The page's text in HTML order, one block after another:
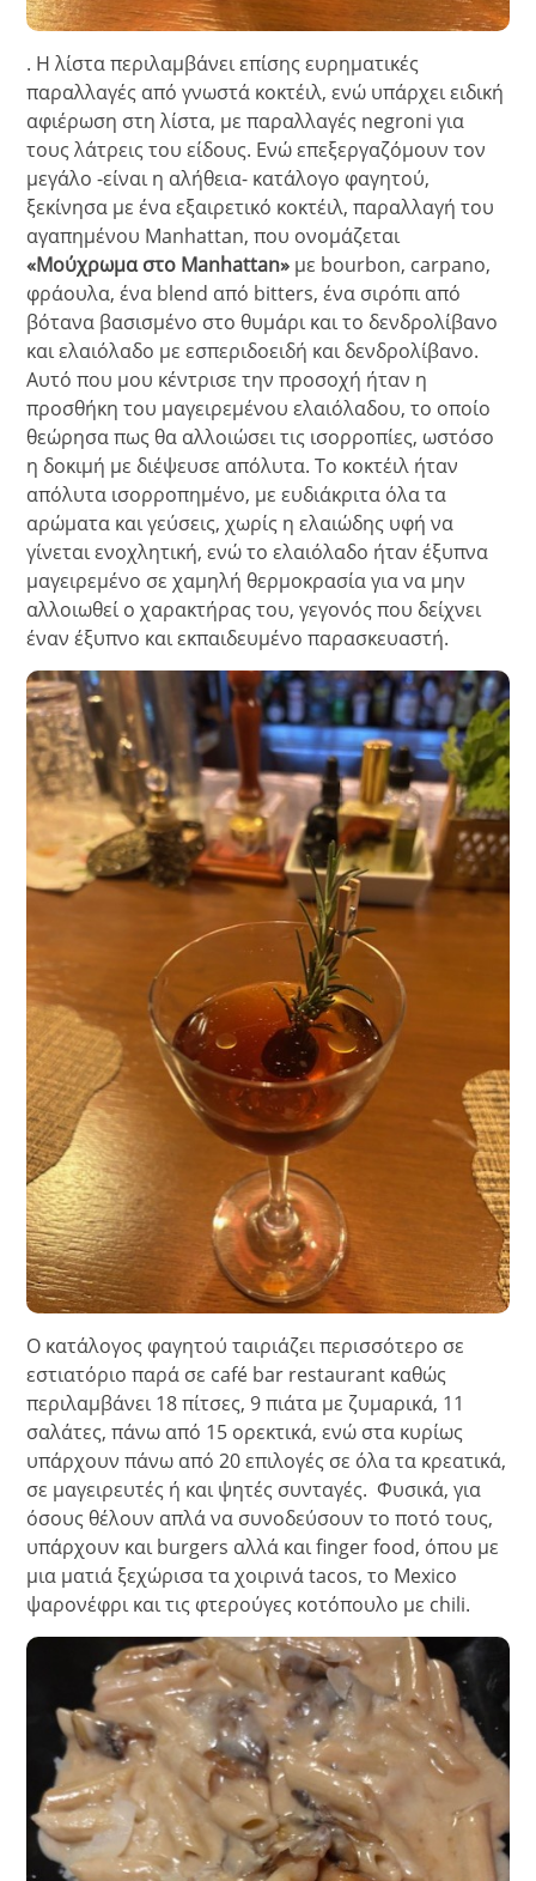
. H λίστα περιλαμβάνει επίσης ευρηματικές
παραλλαγές από γνωστά κοκτέιλ, ενώ υπάρχει ειδική
αφιέρωση στη λίστα, με παραλλαγές negroni για
τους λάτρεις του είδους. Ενώ επεξεργαζόμουν τον
μεγάλο -είναι η αλήθεια- κατάλογο φαγητού,
ξεκίνησα με ένα εξαιρετικό κοκτέιλ, παραλλαγή του
αγαπημένου Manhattan, που ονομάζεται
«Μούχρωμα στο Manhattan» με bourbon, carpano,
φράουλα, ένα blend από bitters, ένα σιρόπι από
βότανα βασισμένο στο θυμάρι και το δενδρολίβανο
και ελαιόλαδο με εσπεριδοειδή και δενδρολίβανο.
Αυτό που μου κέντρισε την προσοχή ήταν η
προσθήκη του μαγειρεμένου ελαιόλαδου, το οποίο
θεώρησα πως θα αλλοιώσει τις ισορροπίες, ωστόσο
η δοκιμή με διέψευσε απόλυτα. Το κοκτέιλ ήταν
απόλυτα ισορροπημένο, με ευδιάκριτα όλα τα
αρώματα και γεύσεις, χωρίς η ελαιώδης υφή να
γίνεται ενοχλητική, ενώ το ελαιόλαδο ήταν έξυπνα
μαγειρεμένο σε χαμηλή θερμοκρασία για να μην
αλλοιωθεί ο χαρακτήρας του, γεγονός που δείχνει
έναν έξυπνο και εκπαιδευμένο παρασκευαστή.
Ο κατάλογος φαγητού ταιριάζει περισσότερο σε
εστιατόριο παρά σε café bar restaurant καθώς
περιλαμβάνει 18 πίτσες, 9 πιάτα με ζυμαρικά, 11
σαλάτες, πάνω από 15 ορεκτικά, ενώ στα κυρίως
υπάρχουν πάνω από 20 επιλογές σε όλα τα κρεατικά,
σε μαγειρευτές ή και ψητές συνταγές. Φυσικά, για
όσους θέλουν απλά να συνοδεύσουν το ποτό τους,
υπάρχουν και burgers αλλά και finger food, όπου με
μια ματιά ξεχώρισα τα χοιρινά tacos, το Mexico
ψαρονέφρι και τις φτερούγες κοτόπουλο με chili.